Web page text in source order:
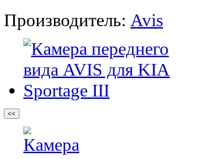
Производитель: Avis
<<